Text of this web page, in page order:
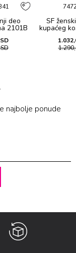
deo
2101B
SF
kupaćeg
najbolje ponude